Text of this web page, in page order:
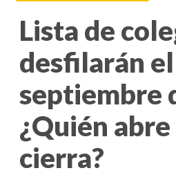
Lista de
desfilarán
septiembre
¿Quién
cierra?